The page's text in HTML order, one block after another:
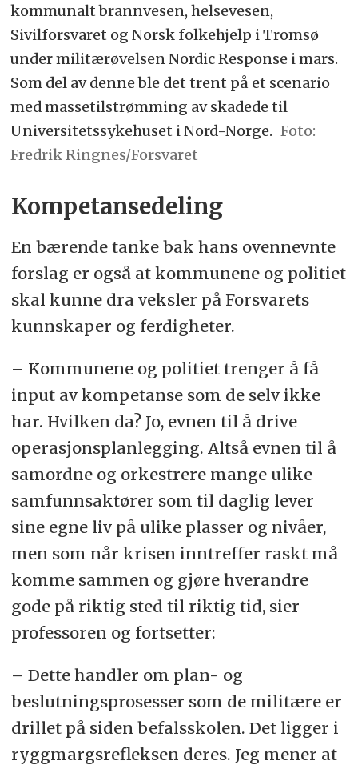
kommunalt brannvesen, helsevesen,
Sivilforsvaret og Norsk folkehjelp i Tromsø
under militærøvelsen Nordic Response i mars.
Som del av denne ble det trent på et scenario
med massetilstrømming av skadede til
Universitetssykehuset i Nord-Norge.
Fredrik Ringnes/Forsvaret
Kompetansedeling
En bærende tanke bak hans ovennevnte
forslag er også at kommunene og politiet
skal kunne dra veksler på Forsvarets
kunnskaper og ferdigheter.
– Kommunene og politiet trenger å få
input av kompetanse som de selv ikke
har. Hvilken da? Jo, evnen til å drive
operasjonsplanlegging. Altså evnen til å
samordne og orkestrere mange ulike
samfunnsaktører som til daglig lever
sine egne liv på ulike plasser og nivåer,
men som når krisen inntreffer raskt må
komme sammen og gjøre hverandre
gode på riktig sted til riktig tid, sier
professoren og fortsetter:
– Dette handler om plan- og
beslutningsprosesser som de militære er
drillet på siden befalsskolen. Det ligger i
ryggmargsrefleksen deres. Jeg mener at